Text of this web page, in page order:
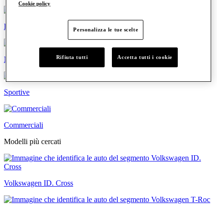
Familiari
Neopatentati
Sportive
Commerciali
Modelli più cercati
Volkswagen ID. Cross
Cookie policy
Personalizza le tue scelte
Rifiuta tutti Accetta tutti i cookie